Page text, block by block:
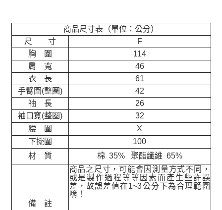
商品尺寸表（單位：公分）
尺 寸
F
胸 圍
114
肩 寬
46
衣 長
61
手臂圍(整圈)
42
袖 長
26
袖口寬(整圈)
32
腰 圍
X
下擺圍
100
材 質
棉 35% 聚酯纖維 65%
備 註
商品之尺寸，可能會因測量方式不同，
或是製作過程等等因素而產生些許誤
差，故誤差值在1~3公分下為合理範圍
唷！